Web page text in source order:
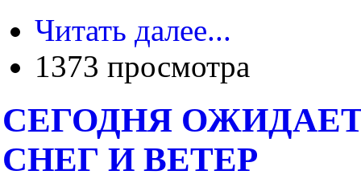
Читать далее...
1373 просмотра
СЕГОДНЯ
СНЕГ И ВЕТЕР